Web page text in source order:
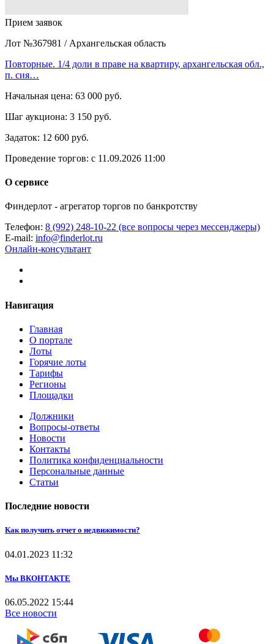
Прием заявок
Лот №367981 / Архангельская область
Повторные. 1/4 доли в праве на квартиру, архангельская обл.,
п. сия…
Начальная цена: 63 000 руб.
Шаг аукциона: 3 150 руб.
Задаток: 12 600 руб.
Проведение торгов: с 11.09.2026 11:00
О сервисе
Финдерлот - агрегатор торгов по банкротству
Телефон: 8 (992) 248-10-22 (все вопросы через мессенджеры)
E-mail: info@finderlot.ru
Онлайн-консультант
Навигация
Главная
О портале
Лоты
Горячие лоты
Тарифы
Регионы
Площадки
Должники
Вопросы-ответы
Новости
Контакты
Политика конфиденциальности
Персональные данные
Статьи
Последние новости
Как получить отчет о недвижимости?
04.01.2023 11:32
Мы ВКОНТАКТЕ
06.05.2022 15:44
Все новости